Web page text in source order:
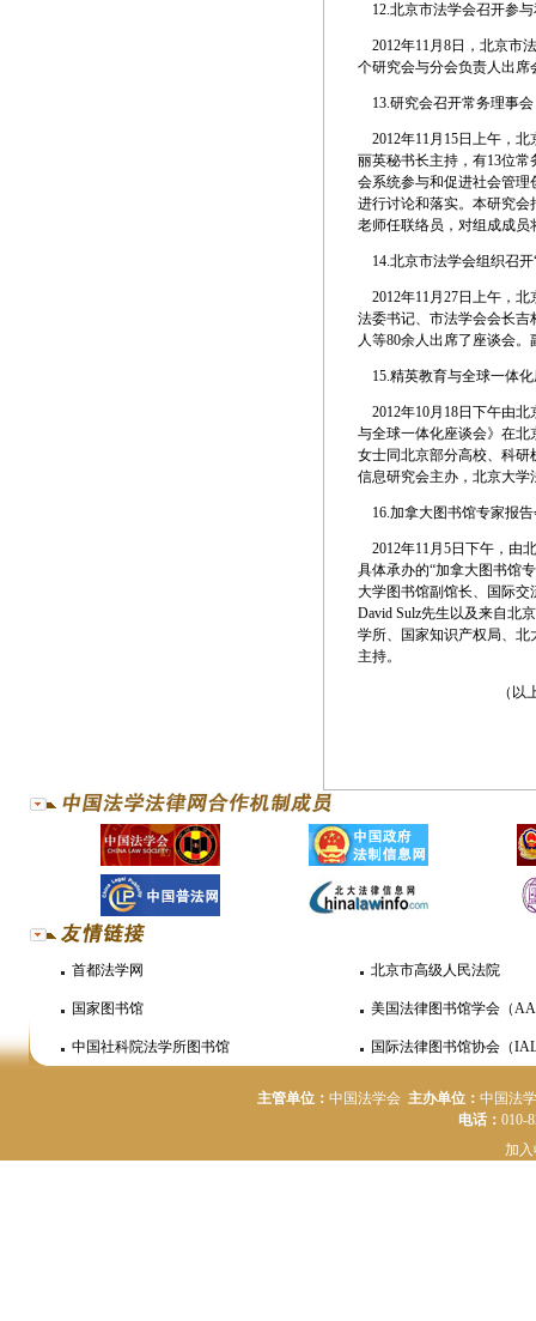
12.北京市法学会召开参
2012年11月8日，北京市
个研究会与分会负责人出
13.研究会召开常务理事会
2012年11月15日上午，
丽英秘书长主持，有13位
会系统参与和促进社会管
进行讨论和落实。本研究
老师任联络员，对组成成员
14.北京市法学会组织召
2012年11月27日上午，北
法委书记、市法学会会长
人等80余人出席了座谈会
15.精英教育与全球一体
2012年10月18日下午由
与全球一体化座谈会》在北
女士同北京部分高校、科研
信息研究会主办，北京大学
16.加拿大图书馆专家报
2012年11月5日下午，由
具体承办的“加拿大图书馆
大学图书馆副馆长、国际交
David Sulz先生以及来自北
学所、国家知识产权局、北
主持。
（以上内容请
首都法学网 北京市高级人民法院
国家图书馆 美国法律图书馆学会（
中国社科院法学所图书馆 国际法律图书馆协会（
主管单位： 中国法学会 主办单位： 中国法
电话： 010-
加